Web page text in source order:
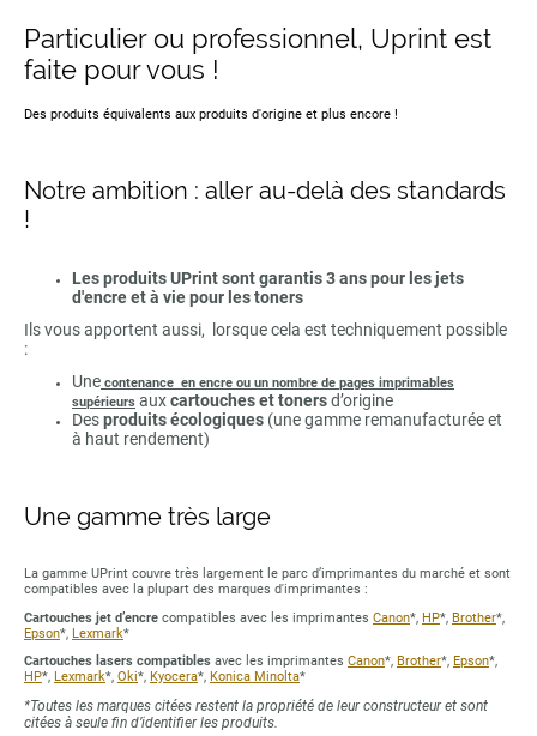
Particulier ou professionnel, Uprint est
faite pour vous !
Des produits équivalents aux produits d'origine et plus encore !
Notre ambition : aller au-delà des standards
!
Les produits UPrint sont garantis 3 ans pour les jets
d'encre et à vie pour les toners
Ils vous apportent aussi, lorsque cela est techniquement possible
:
Une contenance en encre ou un nombre de pages imprimables
supérieurs auxcartouches et tonersd’origine
Desproduits écologiques (une gamme remanufacturée et
à haut rendement)
Une gamme très large
La gamme UPrint couvre très largement le parc d’imprimantes du marché et sont
compatibles avec la plupart des marques d'imprimantes :
Cartouches jet d’encre compatibles avec les imprimantes Canon*, HP*, Brother*,
Epson*, Lexmark*
Cartouches lasers compatibles avec les imprimantes Canon*, Brother*, Epson*,
HP*, Lexmark*, Oki*, Kyocera*, Konica Minolta*
*Toutes les marques citées restent la propriété de leur constructeur et sont
citées à seule fin d’identifier les produits.